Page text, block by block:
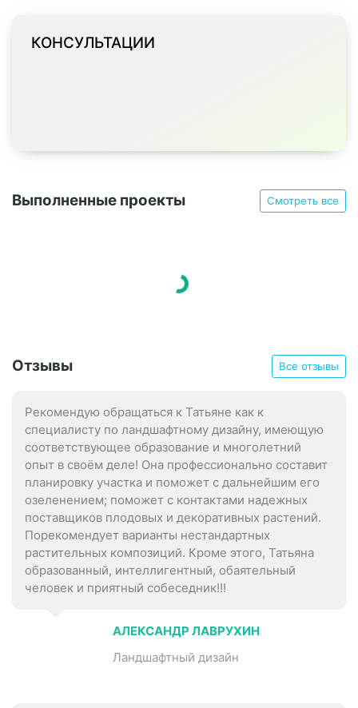
КОНСУЛЬТАЦИИ
Выполненные проекты Смотреть все
Отзывы Все отзывы
Рекомендую обращаться к Татьяне как к
специалисту по ландшафтному дизайну, имеющую
соответствующее образование и многолетний
опыт в своём деле! Она профессионально составит
планировку участка и поможет с дальнейшим его
озеленением; поможет с контактами надежных
поставщиков плодовых и декоративных растений.
Порекомендует варианты нестандартных
растительных композиций. Кроме этого, Татьяна
образованный, интеллигентный, обаятельный
человек и приятный собеседник!!!
АЛЕКСАНДР ЛАВРУХИН
Ландшафтный дизайн